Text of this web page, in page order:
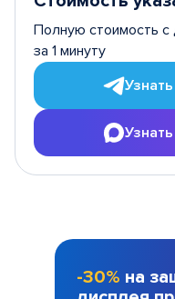
Полную стоимость с
за 1 минуту
-30% на